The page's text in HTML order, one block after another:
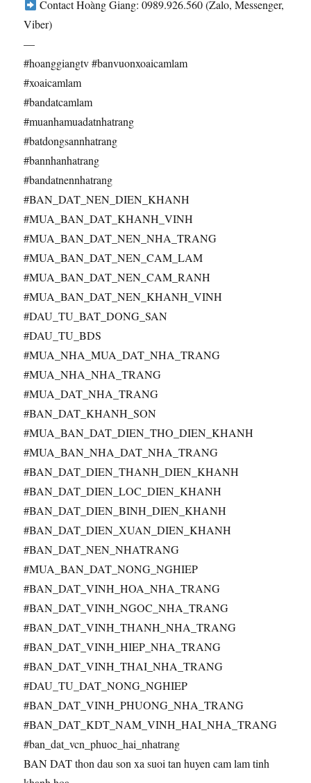
Contact Hoàng Giang: 0989.926.560 (Zalo, Messenger,
Viber)
—
#hoanggiangtv #banvuonxoaicamlam
#xoaicamlam
#bandatcamlam
#muanhamuadatnhatrang
#batdongsannhatrang
#bannhanhatrang
#bandatnennhatrang
#BAN_DAT_NEN_DIEN_KHANH
#MUA_BAN_DAT_KHANH_VINH
#MUA_BAN_DAT_NEN_NHA_TRANG
#MUA_BAN_DAT_NEN_CAM_LAM
#MUA_BAN_DAT_NEN_CAM_RANH
#MUA_BAN_DAT_NEN_KHANH_VINH
#DAU_TU_BAT_DONG_SAN
#DAU_TU_BDS
#MUA_NHA_MUA_DAT_NHA_TRANG
#MUA_NHA_NHA_TRANG
#MUA_DAT_NHA_TRANG
#BAN_DAT_KHANH_SON
#MUA_BAN_DAT_DIEN_THO_DIEN_KHANH
#MUA_BAN_NHA_DAT_NHA_TRANG
#BAN_DAT_DIEN_THANH_DIEN_KHANH
#BAN_DAT_DIEN_LOC_DIEN_KHANH
#BAN_DAT_DIEN_BINH_DIEN_KHANH
#BAN_DAT_DIEN_XUAN_DIEN_KHANH
#BAN_DAT_NEN_NHATRANG
#MUA_BAN_DAT_NONG_NGHIEP
#BAN_DAT_VINH_HOA_NHA_TRANG
#BAN_DAT_VINH_NGOC_NHA_TRANG
#BAN_DAT_VINH_THANH_NHA_TRANG
#BAN_DAT_VINH_HIEP_NHA_TRANG
#BAN_DAT_VINH_THAI_NHA_TRANG
#DAU_TU_DAT_NONG_NGHIEP
#BAN_DAT_VINH_PHUONG_NHA_TRANG
#BAN_DAT_KDT_NAM_VINH_HAI_NHA_TRANG
#ban_dat_vcn_phuoc_hai_nhatrang
BAN DAT thon dau son xa suoi tan huyen cam lam tinh